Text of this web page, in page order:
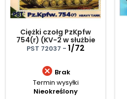
Ciężki czołg PzKpfw
754(r) (KV-2 w służbie
niemieckiej)
PST 72037 - 1/72
 Brak
Termin wysyłki
Nieokreślony